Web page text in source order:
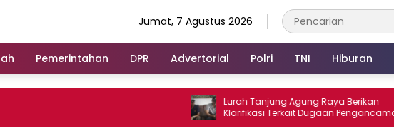
Jumat, 7 Agustus 2026
Pemerintahan DPR Advertorial Polri TNI Hiburan
Lurah Tanjung Agung Raya Berikan
Klarifikasi Terkait Dugaan Pengancaman
Antar Warga Yang Berujung Laporan ke